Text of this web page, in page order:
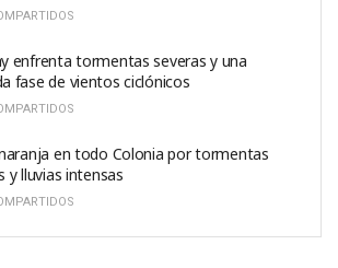
enfrenta tormentas severas y una
fase de vientos ciclónicos
en todo Colonia por tormentas
y lluvias intensas